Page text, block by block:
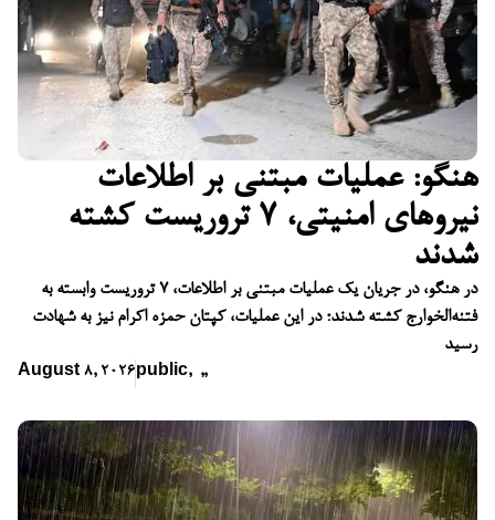
هنگو: عملیات مبتنی بر اطلاعات
نیروهای امنیتی، ۷ تروریست کشته
شدند
در هنگو، در جریان یک عملیات مبتنی بر اطلاعات، ۷ تروریست وابسته به
فتنه‌الخوارج کشته شدند؛ در این عملیات، کپتان حمزه اکرام نیز به شهادت
رسید
August 8, 2026 public, ,,